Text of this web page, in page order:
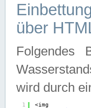
über
Folgendes
wird durch
1
<img